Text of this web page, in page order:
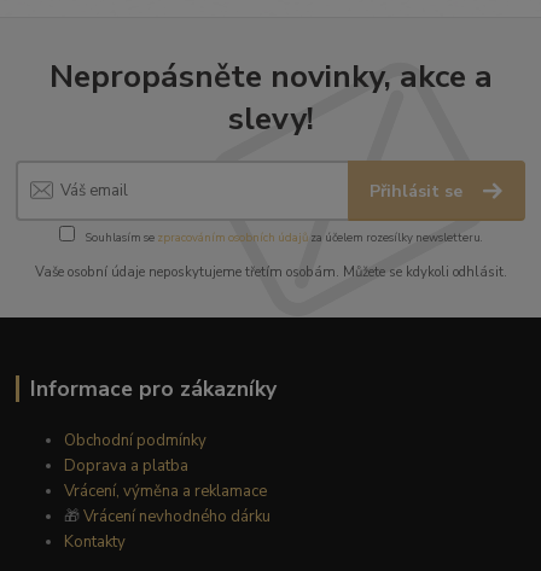
Nepropásněte novinky, akce a
slevy!
Přihlásit se
Souhlasím se zpracováním osobních údajůza účelem rozesílky newsletteru.
Vaše osobní údaje neposkytujeme třetím osobám. Můžete se kdykoli odhlásit.
Informace pro zákazníky
Obchodní podmínky
Doprava a platba
Vrácení, výměna a reklamace
🎁Vrácení nevhodného dárku
Kontakty